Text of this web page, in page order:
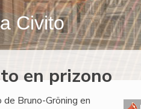
Civito
en prizono
Bruno-Gröning en